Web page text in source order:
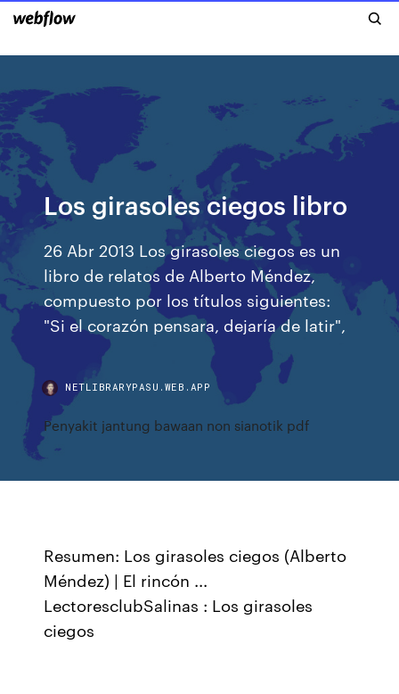
Los girasoles ciegos libro
26 Abr 2013 Los girasoles ciegos es un
libro de relatos de Alberto Méndez,
compuesto por los títulos siguientes:
"Si el corazón pensara, dejaría de latir",
NETLIBRARYPASU.WEB.APP
Penyakit jantung bawaan non sianotik pdf
Resumen: Los girasoles ciegos (Alberto
Méndez) | El rincón ...
LectoresclubSalinas : Los girasoles
ciegos